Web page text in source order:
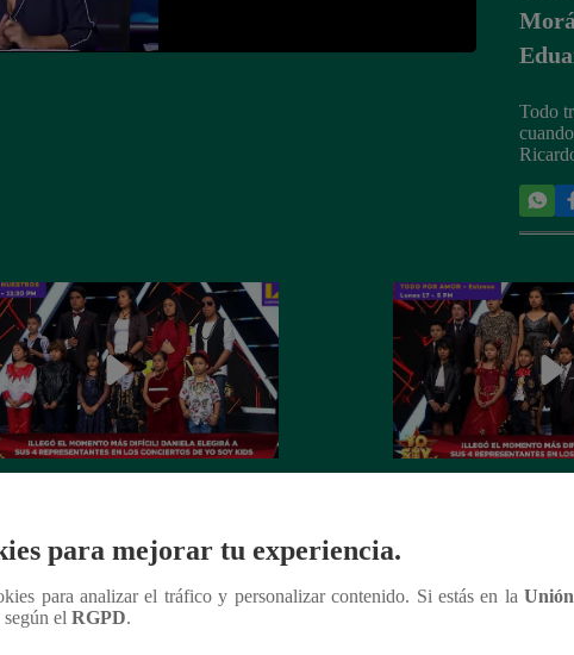
Todo
conciertos
para mejorar tu experiencia.
para analizar el tráfico y personalizar contenido. Si estás en la
según el RGPD.